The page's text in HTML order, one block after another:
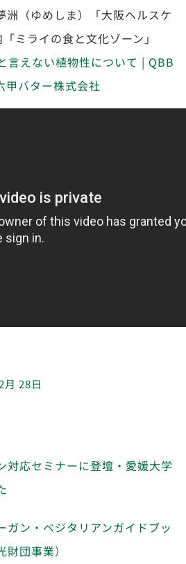
洲（ゆめしま）「大阪ヘルスケ
ミライの食と文化ゾーン」
言えない植物性について | QBB
甲バター株式会社
28日
対応セミナーに登壇・愛媛大学
ガン・ベジタリアンガイドブッ
団事業）